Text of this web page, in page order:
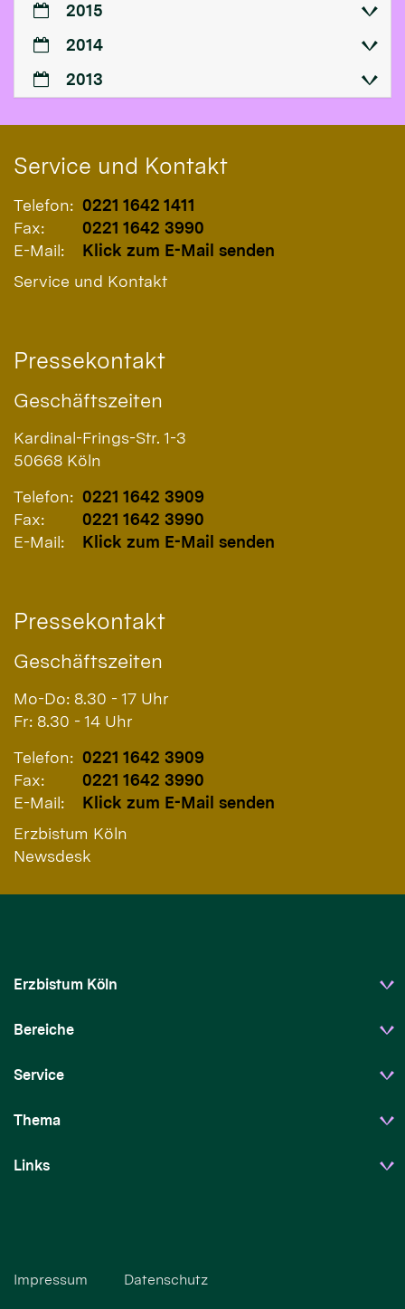
2015
2014
2013
Service und Kontakt
Telefon: 0221 1642 1411
Fax:
0221 1642 3990
E-Mail:
Klick zum E-Mail senden
Service und Kontakt
Pressekontakt
Geschäftszeiten
Kardinal-Frings-Str. 1-3
50668 Köln
Telefon: 0221 1642 3909
Fax:
0221 1642 3990
E-Mail:
Klick zum E-Mail senden
Pressekontakt
Geschäftszeiten
Mo-Do: 8.30 - 17 Uhr
Fr: 8.30 - 14 Uhr
Telefon: 0221 1642 3909
Fax:
0221 1642 3990
E-Mail:
Klick zum E-Mail senden
Erzbistum Köln
Newsdesk
Erzbistum Köln
Bereiche
Service
Thema
Links
Impressum Datenschutz